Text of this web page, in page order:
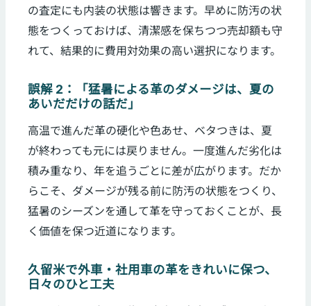
の査定にも内装の状態は響きます。早めに防汚の状
態をつくっておけば、清潔感を保ちつつ売却額も守
れて、結果的に費用対効果の高い選択になります。
誤解 2：「猛暑による革のダメージは、夏の
あいだだけの話だ」
高温で進んだ革の硬化や色あせ、ベタつきは、夏
が終わっても元には戻りません。一度進んだ劣化は
積み重なり、年を追うごとに差が広がります。だか
らこそ、ダメージが残る前に防汚の状態をつくり、
猛暑のシーズンを通して革を守っておくことが、長
く価値を保つ近道になります。
久留米で外車・社用車の革をきれいに保つ、
日々のひと工夫